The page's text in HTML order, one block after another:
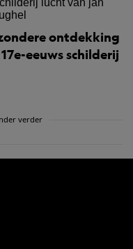
ontdekking
eeuws schilderij
verder